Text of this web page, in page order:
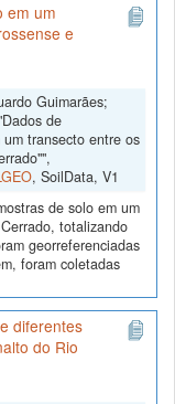
em um
e
Guimarães;
de
transecto entre os
, SoilData, V1
de solo em um
totalizando
georreferenciadas
foram coletadas
diferentes
do Rio